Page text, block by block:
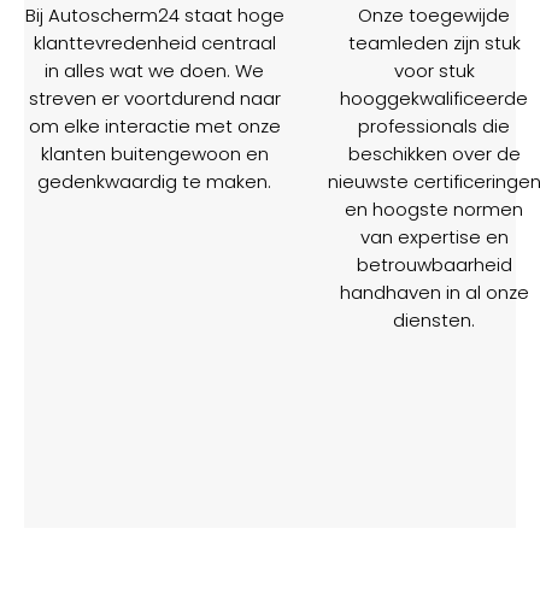
Bij Autoscherm24 staat hoge
klanttevredenheid centraal
in alles wat we doen. We
streven er voortdurend naar
om elke interactie met onze
klanten buitengewoon en
gedenkwaardig te maken.
Onze toegewijde
teamleden zijn stuk
voor stuk
hooggekwalificeerde
professionals die
beschikken over de
nieuwste certificeringen
en hoogste normen
van expertise en
betrouwbaarheid
handhaven in al onze
diensten.